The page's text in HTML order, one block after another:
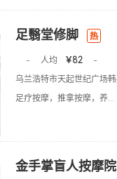
足翳堂修脚 热
- 人均 ￥82
-
乌兰浩特市天起世纪广场
足疗按摩，推拿按摩，养...
金手掌盲人按摩院